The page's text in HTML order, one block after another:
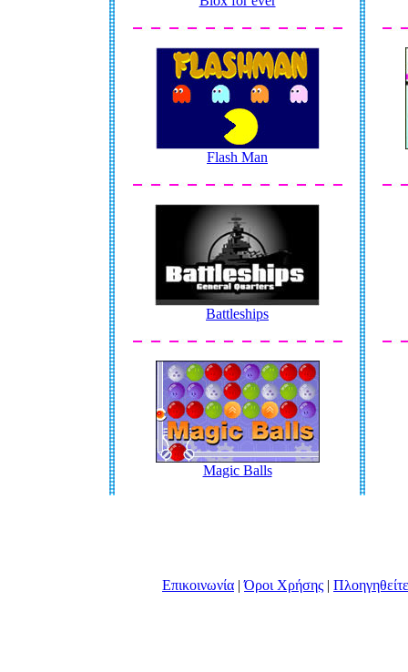
Flash Man
Battleships
Magic Balls
Επικοινωνί |Όροι Χρήσης | Πλοηγηθείτε